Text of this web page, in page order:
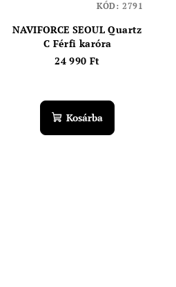
NAVIFORCE SEOUL Quartz
C Férfi karóra
24 990 Ft
Kosárba
KÓD: 2791